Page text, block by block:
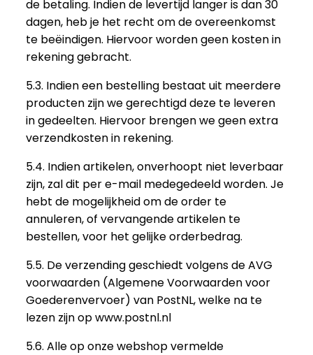
de betaling. Indien de levertijd langer is dan 30
dagen, heb je het recht om de overeenkomst
te beëindigen. Hiervoor worden geen kosten in
rekening gebracht.
5.3. Indien een bestelling bestaat uit meerdere
producten zijn we gerechtigd deze te leveren
in gedeelten. Hiervoor brengen we geen extra
verzendkosten in rekening.
5.4. Indien artikelen, onverhoopt niet leverbaar
zijn, zal dit per e-mail medegedeeld worden. Je
hebt de mogelijkheid om de order te
annuleren, of vervangende artikelen te
bestellen, voor het gelijke orderbedrag.
5.5. De verzending geschiedt volgens de AVG
voorwaarden (Algemene Voorwaarden voor
Goederenvervoer) van PostNL, welke na te
lezen zijn op www.postnl.nl
5.6. Alle op onze webshop vermelde